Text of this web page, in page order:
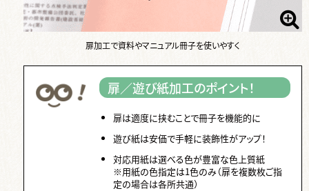
扉加工で資料やマニュアル冊子を使いやすく
扉／遊び紙加工のポイント！
扉は適度に挟むことで冊子を機能的に
遊び紙は安価で手軽に装飾性がアップ！
対応用紙は選べる色が豊富な色上質紙
※用紙の色指定は1色のみ（扉を複数枚ご指
定の場合は各所共通）